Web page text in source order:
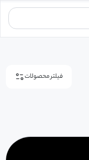
فیلتر محصولات